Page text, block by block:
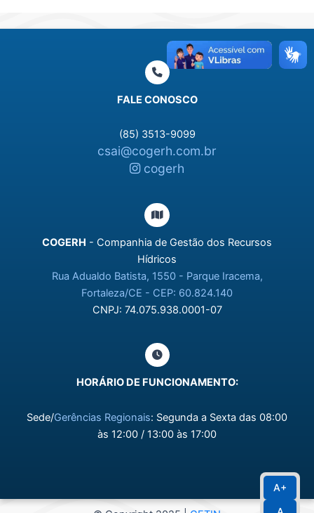
FALE CONOSCO
(85) 3513-9099
csai@cogerh.com.br
cogerh
COGERH - Companhia de Gestão dos Recursos
Hídricos
Rua Adualdo Batista, 1550 - Parque Iracema,
Fortaleza/CE - CEP: 60.824.140
CNPJ: 74.075.938.0001-07
HORÁRIO DE FUNCIONAMENTO:
Sede/Gerências Regionais: Segunda a Sexta das 08:00
às 12:00 / 13:00 às 17:00
A+